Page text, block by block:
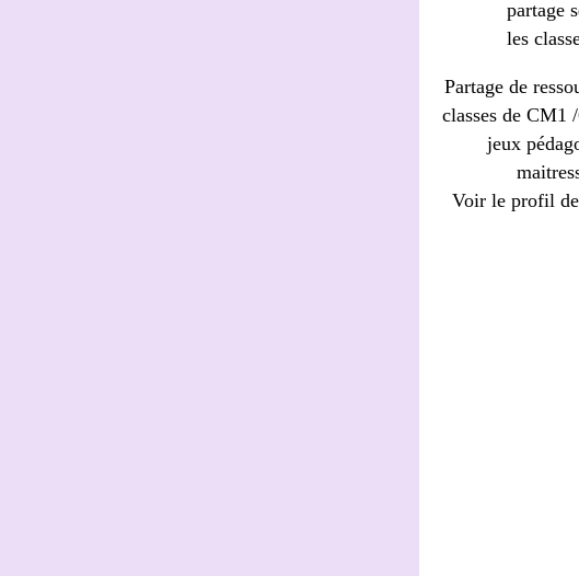
Partage de
classes de CM1
jeux
Voir le profil de